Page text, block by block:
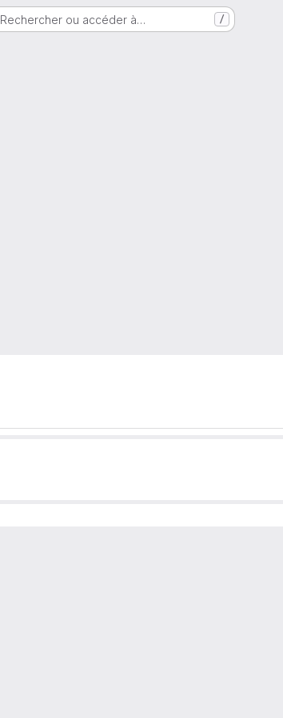
Rechercher ou accéder à… /